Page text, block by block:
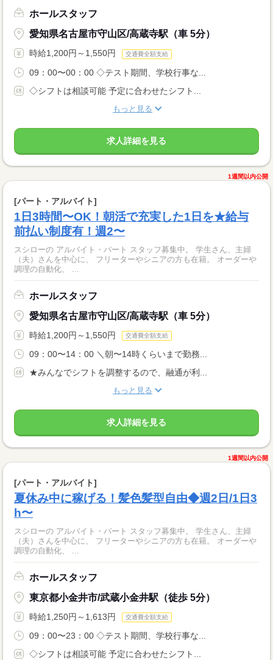
ホールスタッフ
愛知県名古屋市守山区/高蔵寺駅（車 5分）
時給1,200円～1,550円 交通費全額支給
09：00〜00：00 ◇テスト期間、学校行事な...
◇シフトは相談可能 予定に合わせたシフト...
もっと見る
求人詳細を見る
1週間以内公開
[パート・アルバイト]
1日3時間〜OK！朝活で充実した1日を★給与
前払い制度有！週2〜
スシローの アルバイト・パート スタッフ募集中。 学生さん、主婦
（夫）さんを中心に、 フリーターやシニアの方も在籍。 オーダーや
調理の自動化、 ...
ホールスタッフ
愛知県名古屋市守山区/高蔵寺駅（車 5分）
時給1,200円～1,550円 交通費全額支給
09：00〜14：00 ＼朝〜14時くらいまで勤務...
★みんなでシフトを調整するので、融通が利...
もっと見る
求人詳細を見る
1週間以内公開
[パート・アルバイト]
夏休み中に稼げる！髪色髪型自由◆週2日/1日3
h〜
スシローの アルバイト・パート スタッフ募集中。 学生さん、主婦
（夫）さんを中心に、 フリーターやシニアの方も在籍。 オーダーや
調理の自動化、 ...
ホールスタッフ
東京都小金井市/武蔵小金井駅（徒歩 5分）
時給1,250円～1,613円 交通費全額支給
09：00〜23：00 ◇テスト期間、学校行事な...
◇シフトは相談可能 予定に合わせたシフト...